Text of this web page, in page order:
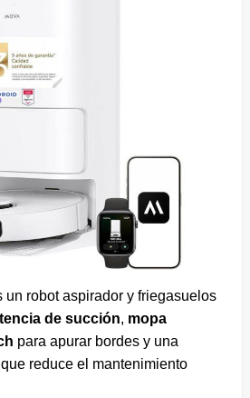
un robot aspirador y friegasuelos
de succión, mopa
para apurar bordes y una
reduce el mantenimiento